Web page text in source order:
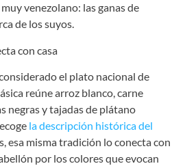
venezolano: las ganas de
de los suyos.
el plato nacional de
reúne arroz blanco, carne
negras y tajadas de plátano
la descripción histórica del
esa misma tradición lo conecta con
por los colores que evocan